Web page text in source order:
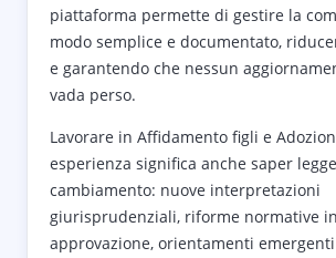
piattaforma permette di gestire la
modo semplice e documentato,
e garantendo che nessun
vada perso.
Lavorare in Affidamento figli e
esperienza significa anche saper
cambiamento: nuove interpretazioni
giurisprudenziali, riforme normative
approvazione, orientamenti